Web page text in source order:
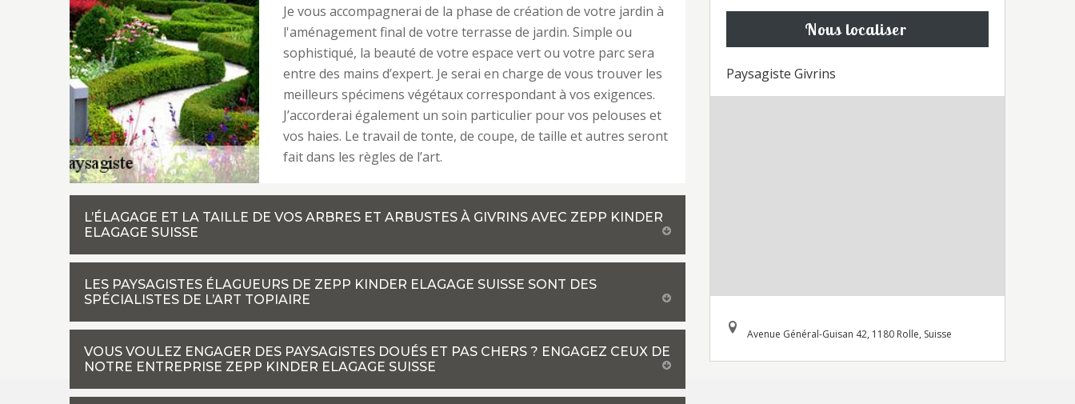
Je vous accompagnerai de la phase de création de votre jardin à
l'aménagement final de votre terrasse de jardin. Simple ou
sophistiqué, la beauté de votre espace vert ou votre parc sera
entre des mains d’expert. Je serai en charge de vous trouver les
meilleurs spécimens végétaux correspondant à vos exigences.
J’accorderai également un soin particulier pour vos pelouses et
vos haies. Le travail de tonte, de coupe, de taille et autres seront
fait dans les règles de l’art.
L’ÉLAGAGE ET LA TAILLE DE VOS ARBRES ET ARBUSTES À GIVRINS AVEC ZEPP KINDER
ELAGAGE SUISSE
LES PAYSAGISTES ÉLAGUEURS DE ZEPP KINDER ELAGAGE SUISSE SONT DES
SPÉCIALISTES DE L’ART TOPIAIRE
VOUS VOULEZ ENGAGER DES PAYSAGISTES DOUÉS ET PAS CHERS ? ENGAGEZ CEUX DE
NOTRE ENTREPRISE ZEPP KINDER ELAGAGE SUISSE
Nous localiser
Paysagiste Givrins
Avenue Général-Guisan 42, 1180 Rolle, Suisse